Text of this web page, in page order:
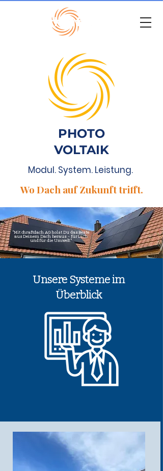
PHOTO
VOLTAIK
Modul. System. Leistung.
Wo Dach auf Zukunft trifft.
"Mit chraftdach AG holst Du das Beste
aus Deinem Dach heraus - für Dich
und für die Umwelt."
Unsere Systeme im
Überblick